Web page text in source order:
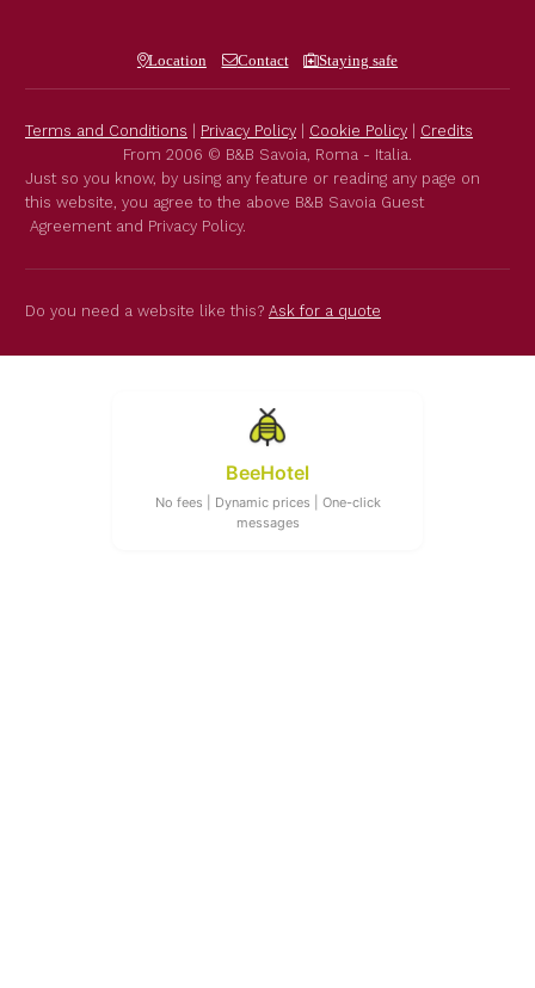
Location Contact Staying safe
Terms and Conditions Privacy Policy Cookie Policy
Credits
From 2006 © B&B Savoia, Roma - Italia.
Just so you know, by using any feature or reading any page on
this website, you agree to the above B&B Savoia Guest
Agreement and Privacy Policy.
Do you need a website like this? Ask for a quote
BeeHotel
No fees | Dynamic prices | One-click
messages